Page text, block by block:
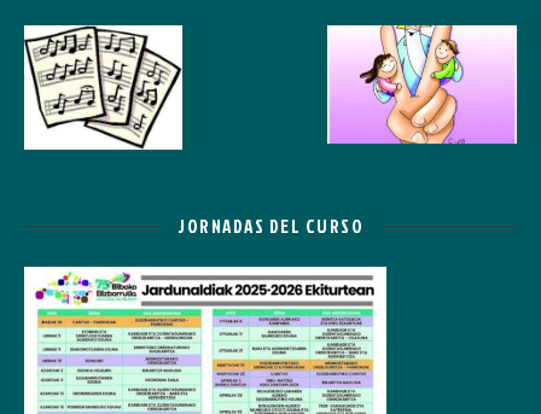
JORNADAS DEL CURSO